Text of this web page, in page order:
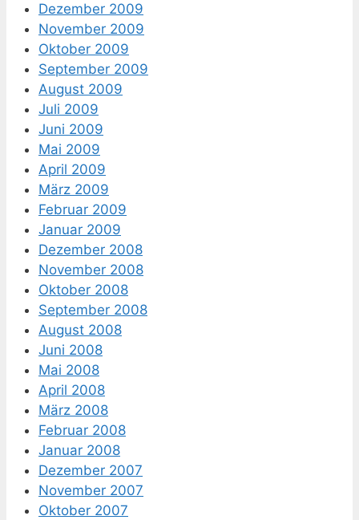
Dezember 2009
November 2009
Oktober 2009
September 2009
August 2009
Juli 2009
Juni 2009
Mai 2009
April 2009
März 2009
Februar 2009
Januar 2009
Dezember 2008
November 2008
Oktober 2008
September 2008
August 2008
Juni 2008
Mai 2008
April 2008
März 2008
Februar 2008
Januar 2008
Dezember 2007
November 2007
Oktober 2007